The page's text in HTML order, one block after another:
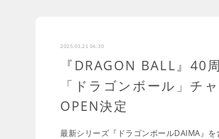
2025.03.21 06:30
『DRAGON BALL』40
「ドラゴンボール」チ
OPEN決定
最新シリーズ『ドラゴンボールDAIMA』